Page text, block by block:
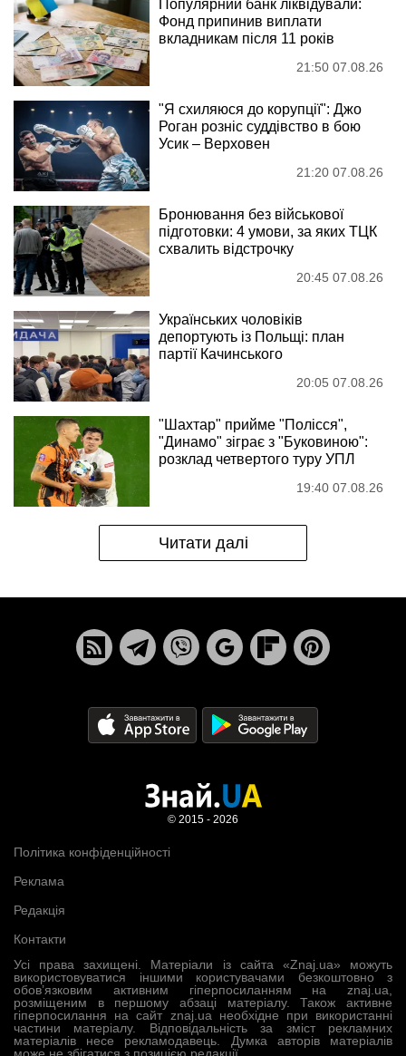
Популярний банк ліквідували:
Фонд припинив виплати
вкладникам після 11 років
21:50 07.08.26
"Я схиляюся до корупції": Джо
Роган розніс суддівство в бою
Усик – Верховен
21:20 07.08.26
Бронювання без військової
підготовки: 4 умови, за яких ТЦК
схвалить відстрочку
20:45 07.08.26
Українських чоловіків
депортують із Польщі: план
партії Качинського
20:05 07.08.26
"Шахтар" прийме "Полісся",
"Динамо" зіграє з "Буковиною":
розклад четвертого туру УПЛ
19:40 07.08.26
Читати далі
Усі права захищені. Матеріали із сайта «Znaj.ua» можуть
використовуватися іншими користувачами безкоштовно з
обов’язковим активним гіперпосиланням на znaj.ua,
розміщеним в першому абзаці матеріалу. Також активне
гіперпосилання на сайт znaj.ua необхідне при використанні
частини матеріалу. Відповідальність за зміст рекламних
матеріалів несе рекламодавець. Думка авторів матеріалів
Політика конфіденційності
Реклама
Редакція
Контакти
© 2015 - 2026